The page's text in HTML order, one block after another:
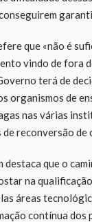
que «não é
vindo de fora
overno terá de
organismos de
nas várias
reconversão de
destaca que o
na
áreas
contínua dos